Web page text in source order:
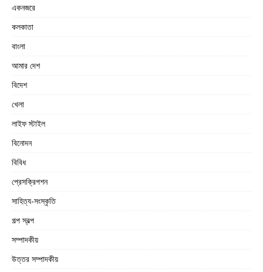
একনজরে
কলকাতা
বাংলা
আমার দেশ
বিদেশ
খেলা
লাইফ স্টাইল
বিনোদন
বিবিধ
প্রেসক্রিপশন
সাহিত্য-সংস্কৃতি
গল্প স্বল্প
সম্পাদকীয়
উত্তর সম্পাদকীয়